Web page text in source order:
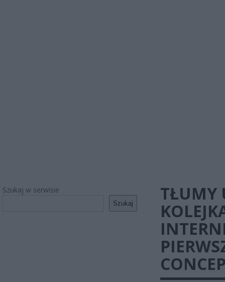
Szukaj w serwisie
Szukaj
TŁUMY